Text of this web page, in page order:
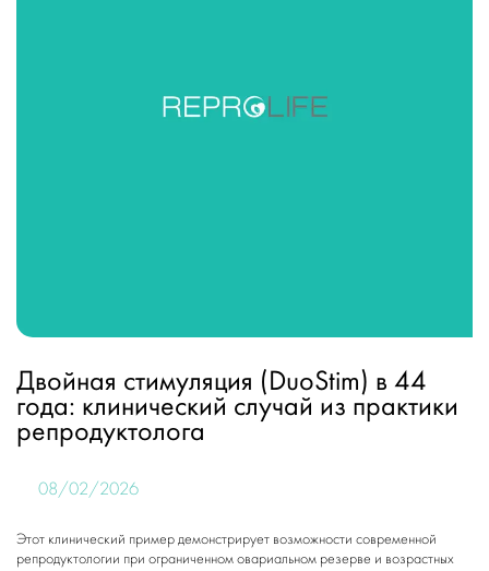
Двойная стимуляция (DuoStim) в 44
года: клинический случай из практики
репродуктолога
08/02/2026
Этот клинический пример демонстрирует возможности современной
репродуктологии при ограниченном овариальном резерве и возрастных